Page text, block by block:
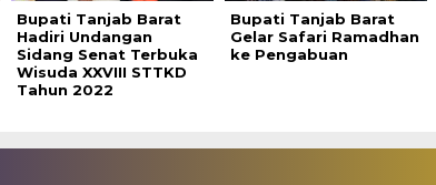
Bupati Tanjab Barat
Hadiri Undangan
Sidang Senat Terbuka
Wisuda XXVIII STTKD
Tahun 2022
Bupati Tanjab Barat
Gelar Safari Ramadhan
ke Pengabuan